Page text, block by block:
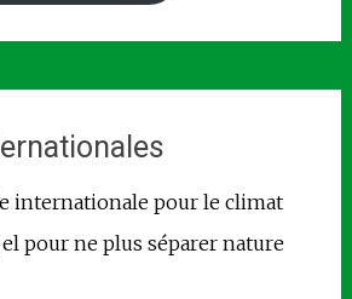
internationale pour le climat
pour ne plus séparer nature